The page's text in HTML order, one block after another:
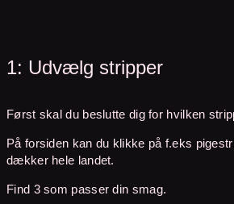
1: Udvælg stripper
Først skal du beslutte dig for hvilken
På forsiden kan du klikke på f.eks
dækker hele landet.
Find 3 som passer din smag.